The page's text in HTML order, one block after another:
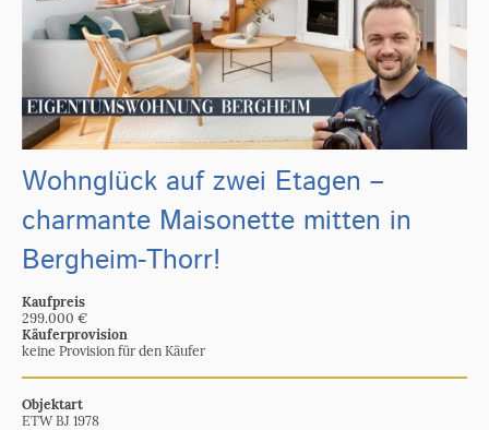
Wohnglück auf zwei Etagen –
charmante Maisonette mitten in
Bergheim-Thorr!
Kaufpreis
299.000 €
Käuferprovision
keine Provision für den Käufer
Objektart
ETW BJ 1978